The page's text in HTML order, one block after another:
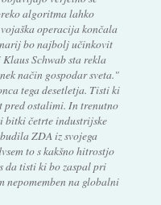
algoritma lahko
operacija končala
bo najbolj učinkovit
Schwab sta rekla
način gospodar sveta."
tega desetletja. Tisti ki
pred ostalimi. In trenutno
bitki četrte industrijske
ZDA iz svojega
to s kakšno hitrostjo
da tisti ki bo zaspal pri
na globalni